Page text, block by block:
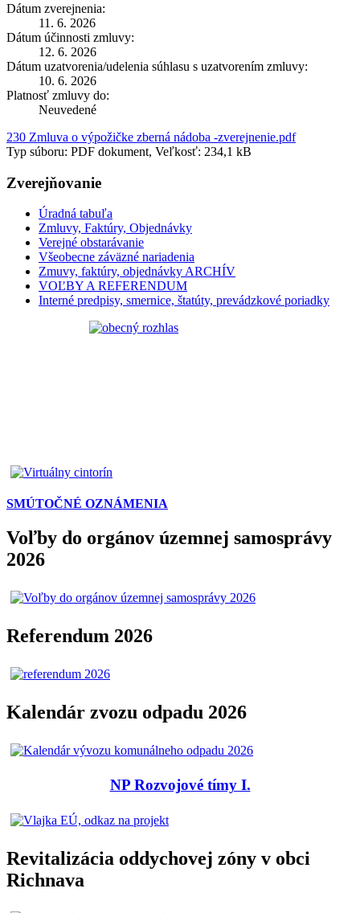
Dátum zverejnenia:
11. 6. 2026
Dátum účinnosti zmluvy:
12. 6. 2026
Dátum uzatvorenia/udelenia súhlasu s uzatvorením zmluvy:
10. 6. 2026
Platnosť zmluvy do:
Neuvedené
230 Zmluva o výpožičke zberná nádoba -zverejnenie.pdf
Typ súboru: PDF dokument, Veľkosť: 234,1 kB
Zverejňovanie
Úradná tabuľa
Zmluvy, Faktúry, Objednávky
Verejné obstarávanie
Všeobecne záväzné nariadenia
Zmuvy, faktúry, objednávky ARCHÍV
VOĽBY A REFERENDUM
Interné predpisy, smernice, štatúty, prevádzkové poriadky
SMÚTOČNÉ OZNÁMENIA
Voľby do orgánov územnej samosprávy
2026
Referendum 2026
Kalendár zvozu odpadu 2026
NP Rozvojové tímy I.
Revitalizácia oddychovej zóny v obci
Richnava